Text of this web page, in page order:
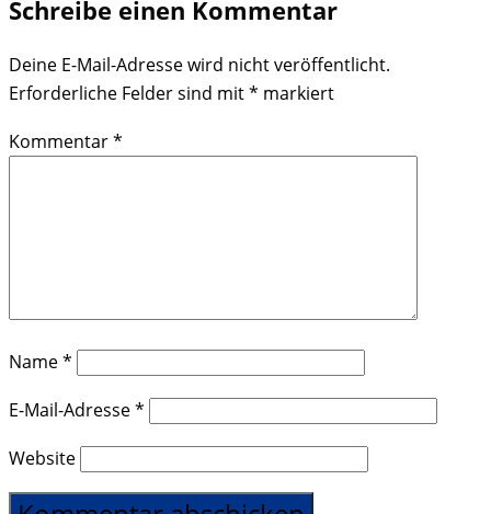
Schreibe einen Kommentar
Deine E-Mail-Adresse wird nicht veröffentlicht.
Erforderliche Felder sind mit* markiert
Kommentar*
Name*
E-Mail-Adresse*
Website